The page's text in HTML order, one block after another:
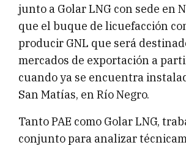
junto a Golar LNG con sede en
que el buque de licuefacción
producir GNL que será
mercados de exportación a
cuando ya se encuentra
San Matías, en Río Negro.
Tanto PAE como Golar LNG,
conjunto para analizar